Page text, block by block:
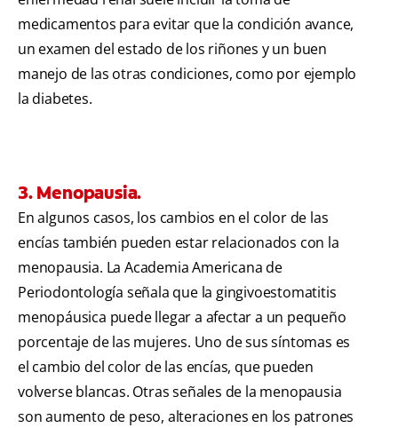
medicamentos para evitar que la condición avance,
un examen del estado de los riñones y un buen
manejo de las otras condiciones, como por ejemplo
la diabetes.
3. Menopausia.
En algunos casos, los cambios en el color de las
encías también pueden estar relacionados con la
menopausia. La Academia Americana de
Periodontología señala que la gingivoestomatitis
menopáusica puede llegar a afectar a un pequeño
porcentaje de las mujeres. Uno de sus síntomas es
el cambio del color de las encías, que pueden
volverse blancas. Otras señales de la menopausia
son aumento de peso, alteraciones en los patrones